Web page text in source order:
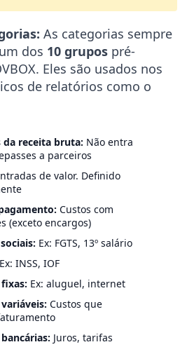
As categorias sempre
dos 10 grupos pré-
Eles são usados nos
de relatórios como o
da receita bruta: Não entra
a parceiros
de valor. Definido
Custos com
(exceto encargos)
Ex: FGTS, 13º salário
Ex: INSS, IOF
fixas: Ex: aluguel, internet
Custos que
Juros, tarifas